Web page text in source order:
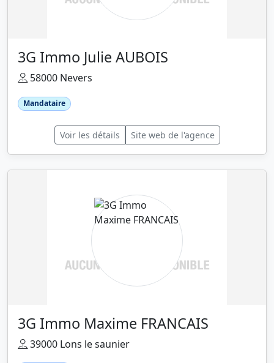
3G Immo Julie AUBOIS
58000 Nevers
Mandataire
Voir les détails Site web de l'agence
3G Immo Maxime FRANCAIS
39000 Lons le saunier